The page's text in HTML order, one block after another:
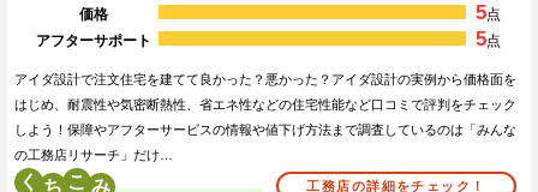
価格
5点
アフターサポート
5点
アイダ設計で注文住宅を建てて良かった？悪かった？アイダ設計の実例から価格面を
はじめ、耐震性や気密断熱性、省エネ性などの住宅性能など口コミで評判をチェック
しよう！保障やアフターサービスの情報や値下げ方法まで調査しているのは「みんな
の工務店リサーチ」だけ…
く こ 工務店の詳細をチェック！